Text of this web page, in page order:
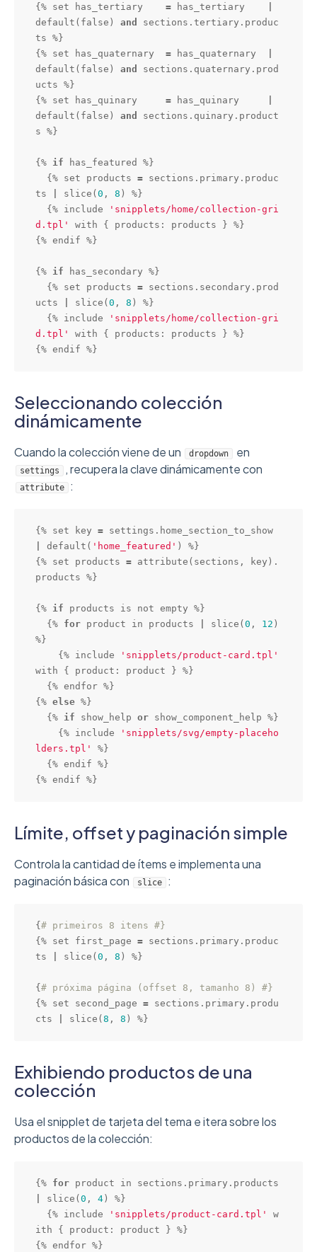
{% set has_tertiary = has_tertiary
default ( false ) and
sections.tertiary.produc
ts %}
{% set has_quaternary = has_quaternary
default ( false ) and
sections.quaternary.prod
ucts %}
{% set has_quinary = has_quinary
default ( false ) and
sections.quinary.product
s %}
{% if has_featured %}
  {% set products
= sections.primary.produc
ts
slice ( 0 , 8 ) %}
  {% include
'snipplets/home/collection-gri
d.tpl'
with { products: products } %}
{% endif %}
{% if has_secondary %}
  {% set products
= sections.secondary.prod
ucts
slice ( 0 , 8 ) %}
  {% include
'snipplets/home/collection-gri
d.tpl'
with { products: products } %}
{% endif %}
Seleccionando colección
dinámicamente
Cuando la colección viene de un dropdown en
settings , recupera la clave dinámicamente con
attribute :
{% set key =
default ( 'home_featured' ) %}
{% set products = attribute (sections, key).
products %}
{% if products is not empty %}
  {%
for product in products slice ( 0 , 12 )
%}
    {% include
'snipplets/product-card.tpl'
with { product: product } %}
{% else %}
  {%
if show_help or show_component_help %}
    {% include
'snipplets/svg/empty-placeho
lders.tpl'
%}
{% endif %}
Límite, offset y paginación simple
Controla la cantidad de ítems e implementa una
paginación básica con
slice :
{ # primeiros 8 itens #}
{% set first_page = sections.primary.produc
ts
slice ( 0 , 8 ) %}
{ # próxima página (offset 8, tamanho 8) #}
{% set second_page = sections.primary.produ
cts
slice ( 8 , 8 ) %}
Exhibiendo productos de una
colección
Usa el snipplet de tarjeta del tema e itera sobre los
productos de la colección:
{% for
slice ( 0 , 4 ) %}
  {% include
'snipplets/product-card.tpl'
w
ith { product: product } %}
{% endfor %}